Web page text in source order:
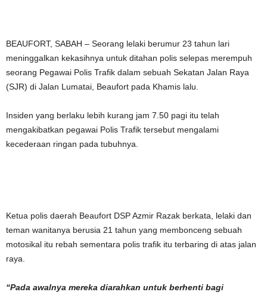
BEAUFORT, SABAH – Seorang lelaki berumur 23 tahun lari
meninggalkan kekasihnya untuk ditahan polis selepas merempuh
seorang Pegawai Polis Trafik dalam sebuah Sekatan Jalan Raya
(SJR) di Jalan Lumatai, Beaufort pada Khamis lalu.
Insiden yang berlaku lebih kurang jam 7.50 pagi itu telah
mengakibatkan pegawai Polis Trafik tersebut mengalami
kecederaan ringan pada tubuhnya.
Ketua polis daerah Beaufort DSP Azmir Razak berkata, lelaki dan
teman wanitanya berusia 21 tahun yang membonceng sebuah
motosikal itu rebah sementara polis trafik itu terbaring di atas jalan
raya.
“Pada awalnya mereka diarahkan untuk berhenti bagi